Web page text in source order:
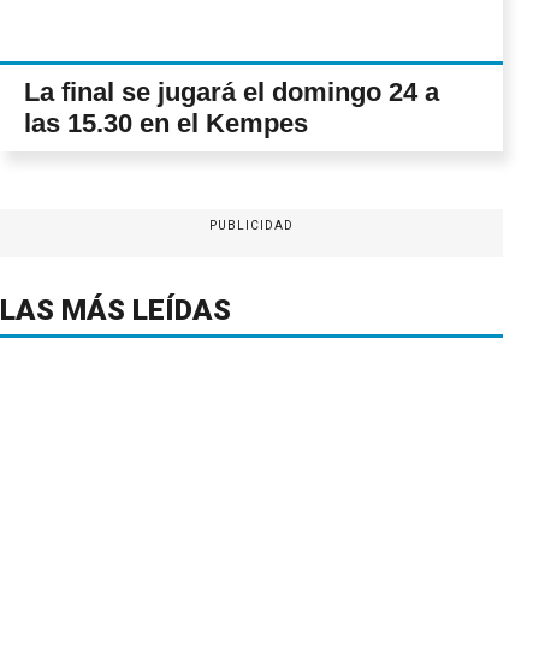
La final se jugará el domingo 24 a
las 15.30 en el Kempes
PUBLICIDAD
LAS MÁS LEÍDAS